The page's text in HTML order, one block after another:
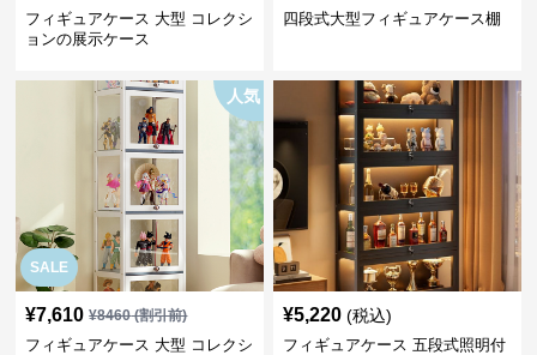
フィギュアケース 大型 コレクシ
ョンの展示ケース
四段式大型フィギュアケース棚
SALE
人気
¥7,610 ¥8460(割引前)
フィギュアケース 大型 コレクシ
¥5,220 (税込)
フィギュアケース 五段式照明付